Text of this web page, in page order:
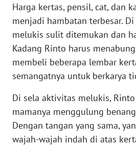
Harga kertas, pensil, cat, dan
menjadi hambatan terbesar.
melukis sulit ditemukan dan
Kadang Rinto harus
membeli beberapa lembar
semangatnya untuk berkarya
Di sela aktivitas melukis,
mamanya menggulung
Dengan tangan yang sama,
wajah-wajah indah di atas
WN
LANGKAT
WN
TAPANULI
SELATAN
WN
TANJUNG
LESUNG